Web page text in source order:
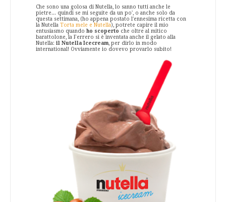
Che sono una golosa di Nutella, lo sanno tutti anche le
pietre... quindi se mi seguite da un po', o anche solo da
questa settimana, (ho appena postato l'ennesima ricetta con
la Nutella Torta mele e Nutella), potrete capire il mio
entusiasmo quando ho scoperto che oltre al mitico
barattolone, la Ferrero si è inventata anche il gelato alla
Nutella: il Nutella Icecream , per dirlo in modo
international! Ovviamente io dovevo provarlo subito!